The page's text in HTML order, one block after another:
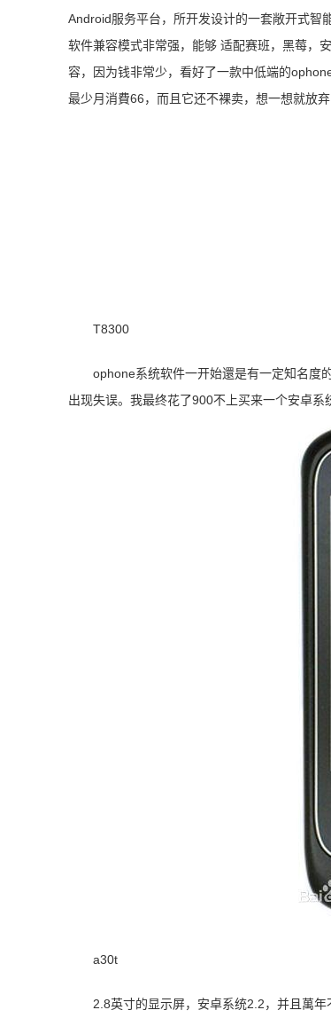
Android服务平台，所开发设计的一套敞开式智
软件兼容模式非常强，能够 适配赛班，黑莓，
容，因为钱非常少，看好了一款中低端的
最少月消費66，而且它还不裸卖，想一想就放弃
T8300
ophone系统软件一开始還是有一定知名度
出现失误。我最终花了900不上买来一个安卓系
a30t
2.8英寸的显示屏，安卓系统2.2，并且萬